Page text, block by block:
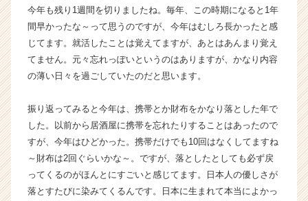
サ
イ
ト
チ
ア
キ
リ
ア
（C
e
e
r
今年も残り1週間を切りましたね。毎年、この時期になると1年
間早かったな～って思うのですが、今年はむしろ長かったと感
じてます。就活したことは覚えてますが、あとはあんまり覚え
てません。元々忘れっぽいというのはありますが、かなり内容
の薄い日々を過ごしていたのだと思います。
振り返ってみると今年は、携帯とか財布をかなり落とした年で
した。以前から居酒屋に携帯を忘れたりすることはあったので
すが、今年はひどかった。携帯だけでも10回はなくしてますね
～財布は2回ぐらいかな～。ですが、落としたとしても必ず戻
ってくるのがほんとにすごいと感じてます。日本人の優しさが
落とすたびに染みてくるんです。日本に生まれて本当によかっ